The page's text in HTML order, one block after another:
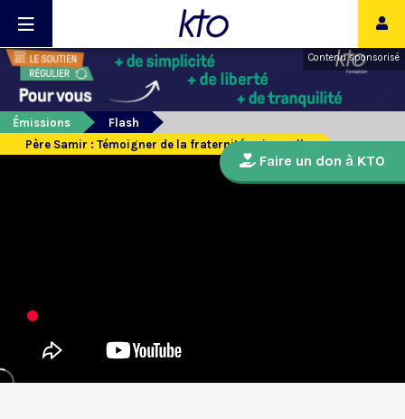
Contenu sponsorisé
Émissions
Flash
Père Samir : Témoigner de la fraternité universelle
Faire un don à KTO